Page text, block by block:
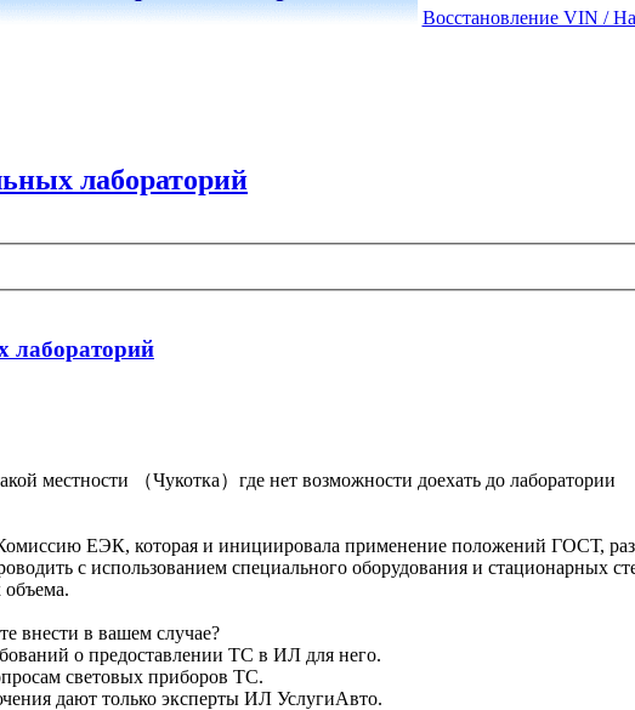
Восстановление VIN /
лабораторий
лабораторий
местности （Чукотка）где нет возможности доехать до лаборатории
ЕЭК, которая и инициировала применение положений ГОСТ,
с использованием специального оборудования и стационарных
внести в вашем случае?
о предоставлении ТС в ИЛ для него.
световых приборов ТС.
дают только эксперты ИЛ УслугиАвто.